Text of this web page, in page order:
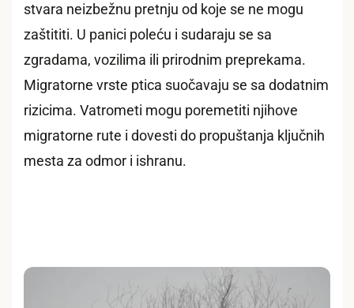
stvara neizbežnu pretnju od koje se ne mogu
zaštititi. U panici poleću i sudaraju se sa
zgradama, vozilima ili prirodnim preprekama.
Migratorne vrste ptica suočavaju se sa dodatnim
rizicima. Vatrometi mogu poremetiti njihove
migratorne rute i dovesti do propuštanja ključnih
mesta za odmor i ishranu.